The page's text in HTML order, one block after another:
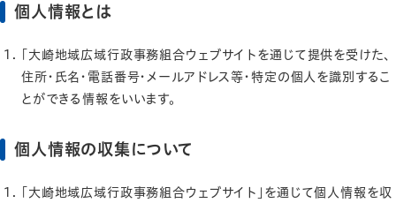
個人情報とは
「大崎地域広域行政事務組合ウェブサイトを通じて提供を受けた、
住所・氏名・電話番号・メールアドレス等・特定の個人を識別するこ
とができる情報をいいます。
個人情報の収集について
「大崎地域広域行政事務組合ウェブサイト」を通じて個人情報を収